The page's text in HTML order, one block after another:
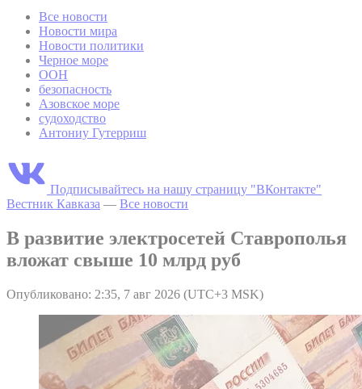
Все новости
Новости мира
Новости политики
Черное море
ООН
безопасность
Азовское море
судоходство
Антониу Гутерриш
Подписывайтесь на нашу страницу "ВКонтакте"
Вестник Кавказа — Все новости
В развитие электросетей Ставрополья
вложат свыше 10 млрд руб
Опубликовано: 2:35, 7 авг 2026 (UTC+3 MSK)